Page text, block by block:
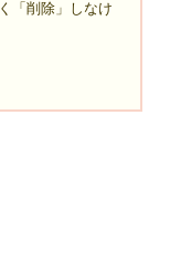
「削除」しなけ